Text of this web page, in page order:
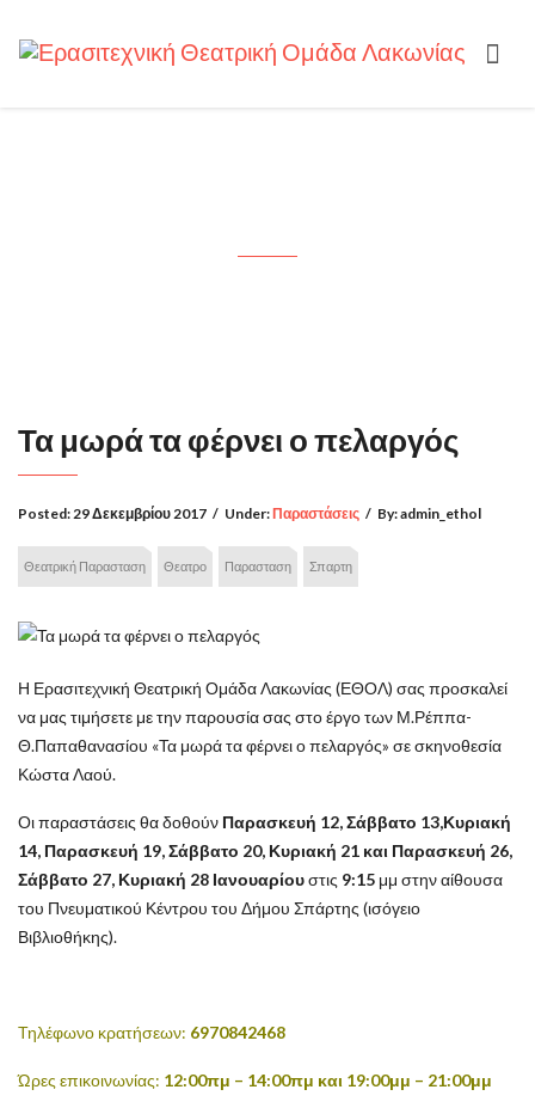
Τα μωρά τα φέρνει ο πελαργός
Posted:29 Δεκεμβρίου 2017 / Under:Παραστάσεις / By:admin_ethol
Θεατρική Παρασταση Θεατρο Παρασταση Σπαρτη
Η Ερασιτεχνική Θεατρική Ομάδα Λακωνίας (ΕΘΟΛ) σας προσκαλεί
να μας τιμήσετε με την παρουσία σας στο έργο των Μ.Ρέππα-
Θ.Παπαθανασίου «Τα μωρά τα φέρνει ο πελαργός» σε σκηνοθεσία
Κώστα Λαού.
Οι παραστάσεις θα δοθούν Παρασκευή 12, Σάββατο 13,Κυριακή
14, Παρασκευή 19, Σάββατο 20, Κυριακή 21 και Παρασκευή 26,
Σάββατο 27, Κυριακή 28 Ιανουαρίουστις 9:15 μμ στην αίθουσα
του Πνευματικού Κέντρου του Δήμου Σπάρτης (ισόγειο
Βιβλιοθήκης).
Τηλέφωνο κρατήσεων: 6970842468
Ώρες επικοινωνίας: 12:00πμ – 14:00πμ και 19:00μμ – 21:00μμ